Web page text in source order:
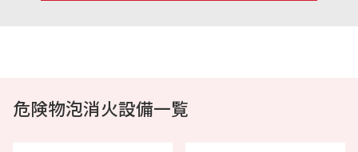
危険物泡消火設備一覧